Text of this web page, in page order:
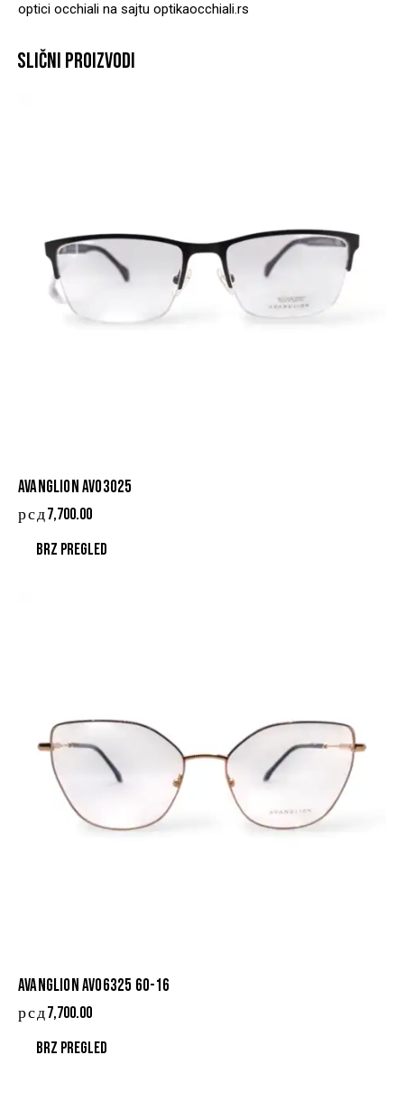
optici occhiali na sajtu optikaocchiali.rs
SLIČNI PROIZVODI
AVANGLION AVO3025
рсд7,700.00
Brz pregled
AVANGLION AVO6325 60-16
рсд7,700.00
Brz pregled